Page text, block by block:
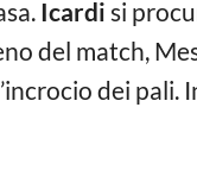
Icardi si
del match,
dei pali.